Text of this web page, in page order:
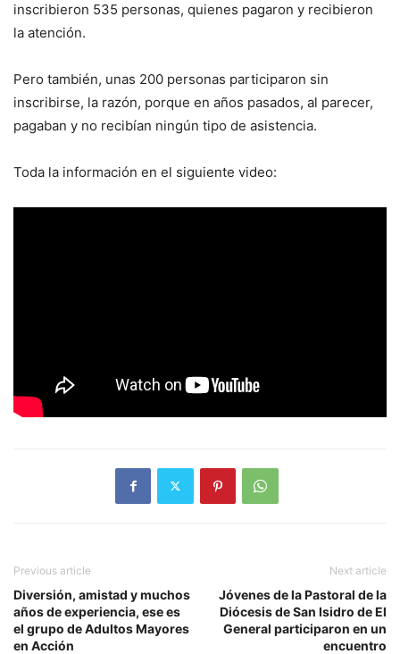
inscribieron 535 personas, quienes pagaron y recibieron
la atención.
Pero también, unas 200 personas participaron sin
inscribirse, la razón, porque en años pasados, al parecer,
pagaban y no recibían ningún tipo de asistencia.
Toda la información en el siguiente video:
Previous article
Diversión, amistad y muchos
años de experiencia, ese es
el grupo de Adultos Mayores
en Acción
Next article
Jóvenes de la Pastoral de la
Diócesis de San Isidro de El
General participaron en un
encuentro